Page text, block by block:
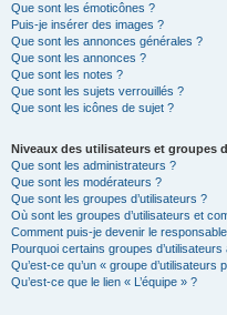
Que sont les émoticônes ?
Puis-je insérer des images ?
Que sont les annonces générales ?
Que sont les annonces ?
Que sont les notes ?
Que sont les sujets verrouillés ?
Que sont les icônes de sujet ?
Niveaux des utilisateurs et groupes
Que sont les administrateurs ?
Que sont les modérateurs ?
Que sont les groupes d’utilisateurs ?
Où sont les groupes d’utilisateurs et
Comment puis-je devenir le responsable
Pourquoi certains groupes
Qu’est-ce qu’un « groupe d’utilisateurs
Qu’est-ce que le lien « L’équipe » ?